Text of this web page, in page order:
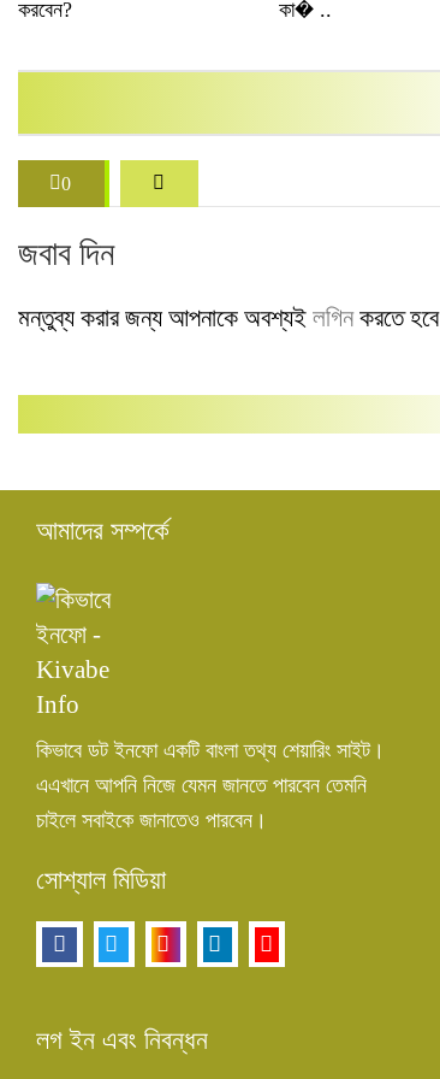
করবেন?
কা� ..
0
জবাব দিন
মন্তুব্য করার জন্য আপনাকে অবশ্যই লগিনকরতে হবে
আমাদের সম্পর্কে
কিভাবে ডট ইনফো একটি বাংলা তথ্য শেয়ারিং সাইট।
এএখানে আপনি নিজে যেমন জানতে পারবেন তেমনি
চাইলে সবাইকে জানাতেও পারবেন।
সোশ্যাল মিডিয়া
লগ ইন এবং নিবন্ধন